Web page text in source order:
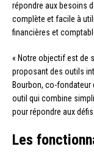
répondre aux besoins
complète et facile à
financières et
« Notre objectif est de
proposant des outils
Bourbon, co-fondateur
outil qui combine
pour répondre aux
Les